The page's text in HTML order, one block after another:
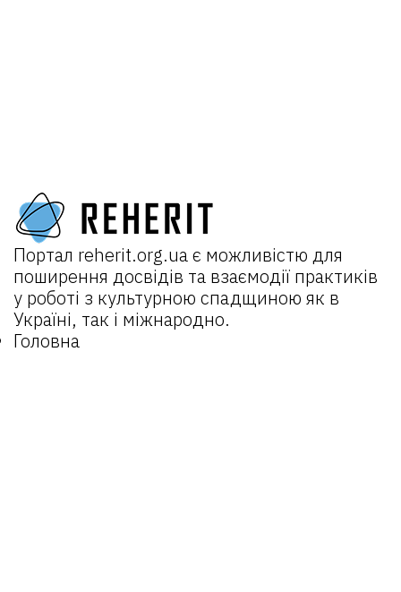
Портал reherit.org.uaє можливістю для
поширення досвідів та взаємодії практиків
у роботі з культурною спадщиною як в
Україні, так і міжнародно.
Головна